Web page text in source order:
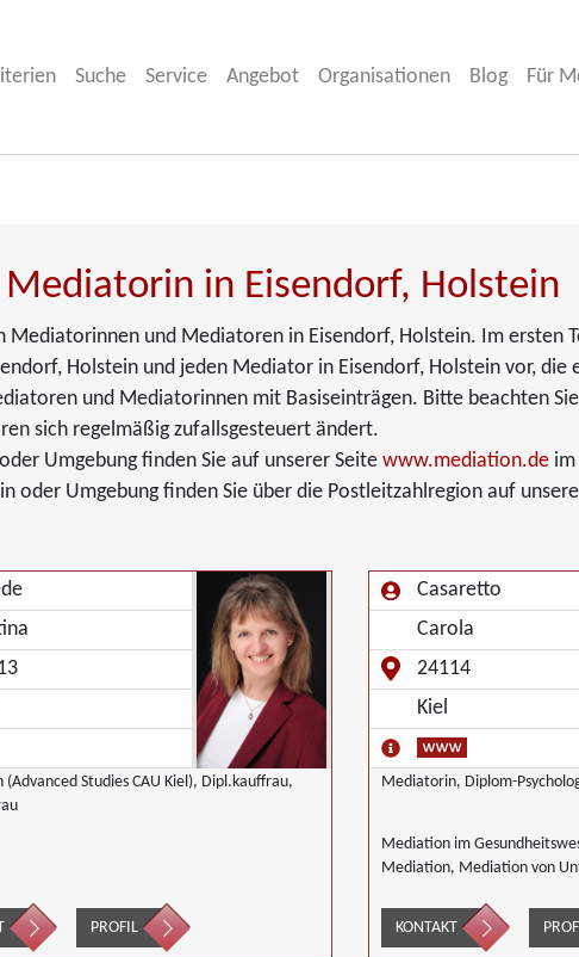
Suche Service Angebot Organisationen Blog Für
in Eisendorf, Holstein
und Mediatoren in Eisendorf, Holstein. Im ersten
Holstein und jeden Mediator in Eisendorf, Holstein vor, die
und Mediatorinnen mit Basiseinträgen. Bitte beachten
sich regelmäßig zufallsgesteuert ändert.
Umgebung finden Sie auf unserer Seite www.mediation.de
oder Umgebung finden Sie über die Postleitzahlregion auf
Studies CAU Kiel), Dipl.kauffrau,
PROFIL
Casaretto
Carola
24114
Kiel
Mediatorin, Diplom-
Mediation im
Mediation, Mediation von
KONTAKT